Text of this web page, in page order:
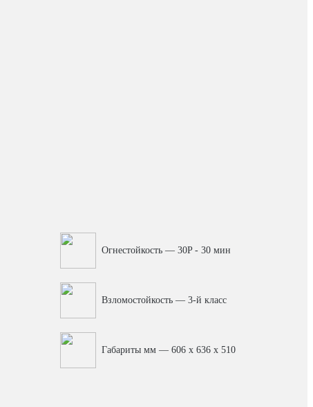
Огнестойкость — 30P - 30 мин
Взломостойкость — 3-й класс
Габариты мм — 606 x 636 x 510